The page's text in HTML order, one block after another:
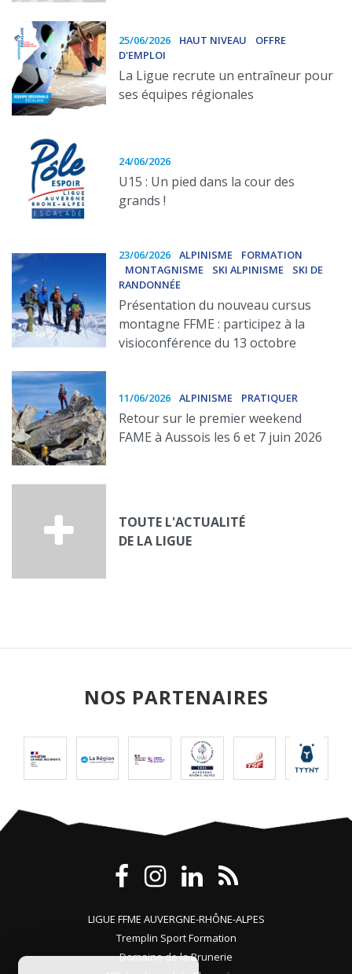
25/06/2026 HAUT NIVEAU
OFFRE
D'EMPLOI
La Ligue recrute un entraîneur pour
ses équipes régionales
24/06/2026
U15 : Un pied dans la cour des
grands !
23/06/2026 ALPINISME
FORMATION
MONTAGNISME
SKI ALPINISME
SKI DE
RANDONNÉE
Présentation du nouveau cursus
montagne FFME : participez à la
visioconférence du 13 octobre
11/06/2026 ALPINISME PRATIQUER
Retour sur le premier weekend
FAME à Aussois les 6 et 7 juin 2026
TOUTE L'ACTUALITÉ
DE LA LIGUE
NOS PARTENAIRES
LIGUE FFME AUVERGNE-RHÔNE-ALPES
Tremplin Sport Formation
Domaine de la Brunerie